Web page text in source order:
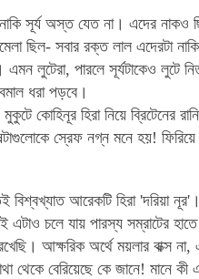
সূর্য অস্ত যেত না। এদের নাকও
ছিল- সবার রক্ত লাল এদেরটা
এমন লুটেরা, পারলে সূর্যটাকেও লুটে
ধরা পড়বে।
মুকুটে কোহিনূর হিরা নিয়ে ব্রিটেনের
স্রেফ নগ্ন মনে হয়! ফিরিয়ে
আরেকটি হিরা 'দরিয়া নূর'।
চলে যায় পারস্য সম্রাটের হাতে
আক্ষরিক অর্থে ময়লার বাক্স
থেকে বেরিয়েছে কে জানে! মানে